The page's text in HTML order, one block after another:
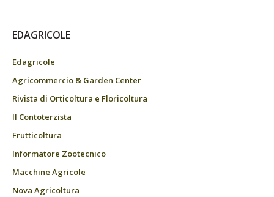
EDAGRICOLE
Edagricole
Agricommercio & Garden Center
Rivista di Orticoltura e Floricoltura
Il Contoterzista
Frutticoltura
Informatore Zootecnico
Macchine Agricole
Nova Agricoltura